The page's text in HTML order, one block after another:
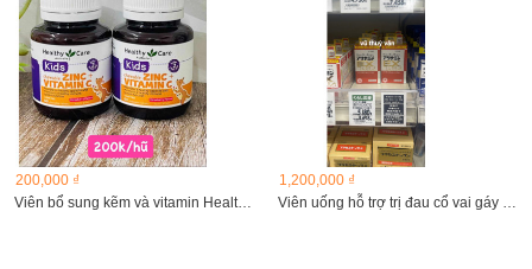
200,000 ₫
Viên bổ sung kẽm và vitamin Healthy Care
1,200,000 ₫
Viên uống hỗ trợ trị đau cổ vai gáy EX Plus 270 viên